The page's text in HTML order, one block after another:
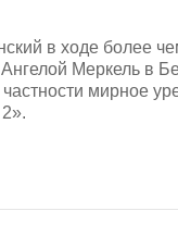
в ходе более
Меркель в
мирное